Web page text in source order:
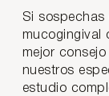
Si sospechas
mucogingival
mejor
nuestros
estudio